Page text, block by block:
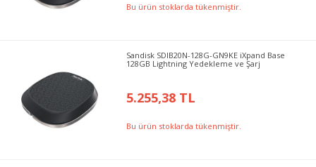
Bu ürün stoklarda tükenmiştir.
Sandisk SDIB20N-128G-GN9KE iXpand Base
128GB Lightning Yedekleme ve Şarj
5.255,38 TL
Bu ürün stoklarda tükenmiştir.